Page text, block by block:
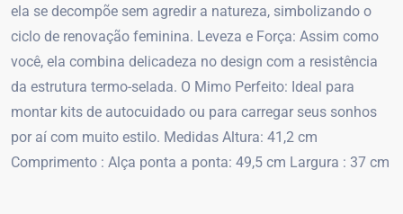
ela se decompõe sem agredir a natureza, simbolizando o
ciclo de renovação feminina. Leveza e Força: Assim como
você, ela combina delicadeza no design com a resistência
da estrutura termo-selada. O Mimo Perfeito: Ideal para
montar kits de autocuidado ou para carregar seus sonhos
por aí com muito estilo. Medidas Altura: 41,2 cm
Comprimento : Alça ponta a ponta: 49,5 cm Largura : 37 cm